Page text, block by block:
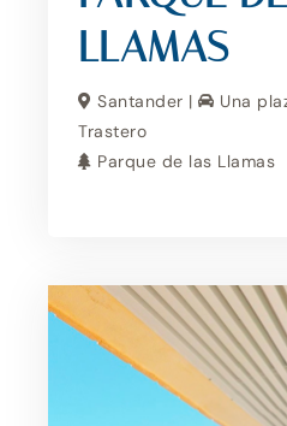
LLAMAS
Santander |
Una
Trastero
Parque de las Llamas